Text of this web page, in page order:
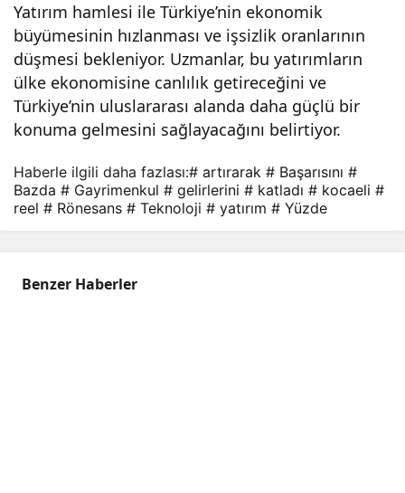
Yatırım hamlesi ile Türkiye’nin ekonomik
büyümesinin hızlanması ve işsizlik oranlarının
düşmesi bekleniyor. Uzmanlar, bu yatırımların
ülke ekonomisine canlılık getireceğini ve
Türkiye’nin uluslararası alanda daha güçlü bir
konuma gelmesini sağlayacağını belirtiyor.
Haberle ilgili daha fazlası:# artırarak # Başarısını #
Bazda # Gayrimenkul # gelirlerini # katladı # kocaeli #
reel # Rönesans # Teknoloji # yatırım # Yüzde
Benzer Haberler